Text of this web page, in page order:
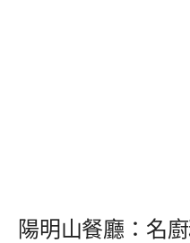
陽明山餐廳：名